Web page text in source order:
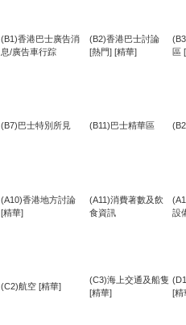
(B1)香港巴士廣告消
息/廣告車行踪
(B2)香港巴士討論
[熱門] [精華]
區
(B7)巴士特別所見 (B11)巴士精華區
(A10)香港地方討論
[精華]
(A11)消費著數及飲
食資訊
設
(C2)航空 [精華]
(C3)海上交通及船隻
[精華]
[精